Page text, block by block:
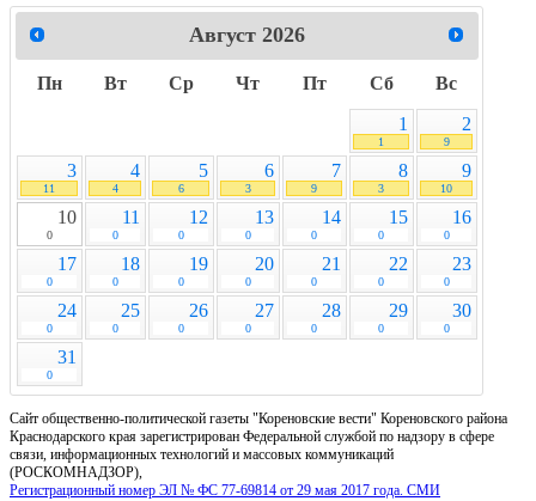
Август 2026
Пн Вт Ср Чт Пт Сб Вс
1
1
2
9
3
11
4
4
5
6
6
3
7
9
8
3
9
10
10
0
11
0
12
0
13
0
14
0
15
0
16
0
17
0
18
0
19
0
20
0
21
0
22
0
23
0
24
0
25
0
26
0
27
0
28
0
29
0
30
0
31
0
Сайт общественно-политической газеты "Кореновские вести" Кореновского района
Краснодарского края зарегистрирован Федеральной службой по надзору в сфере
связи, информационных технологий и массовых коммуникаций
(РОСКОМНАДЗОР),
Регистрационный номер ЭЛ № ФС 77-69814 от 29 мая 2017 года. СМИ